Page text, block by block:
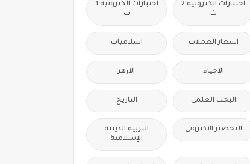
اختبارات الكترونية 2
ث
اختبارات الكترونيه 1
ث
اسعار العملات اسلاميات
الاحياء الازهر
البحث العلمى التاريخ
التحضير الاكترونى
التربية الدينية
الإسلامية